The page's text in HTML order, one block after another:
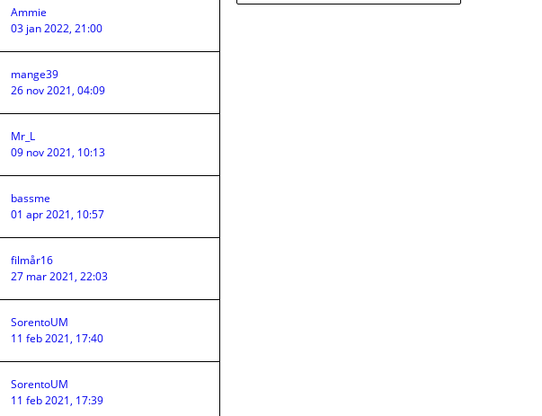
Ammie
03 jan 2022, 21:00
mange39
26 nov 2021, 04:09
Mr_L
09 nov 2021, 10:13
bassme
01 apr 2021, 10:57
filmår16
27 mar 2021, 22:03
SorentoUM
11 feb 2021, 17:40
SorentoUM
11 feb 2021, 17:39